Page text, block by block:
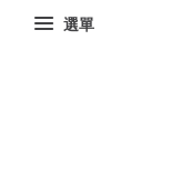
選單